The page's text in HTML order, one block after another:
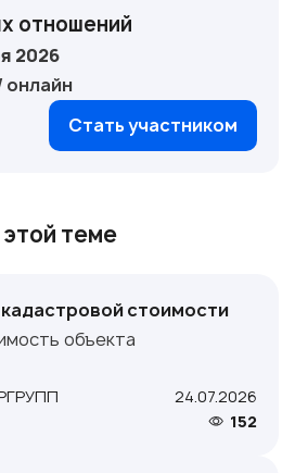
отношений
2026
онлайн
Стать участником
теме
стоимости
объекта
24.07.2026
152